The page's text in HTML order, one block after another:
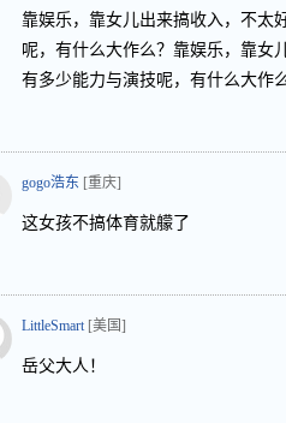
靠娱乐，靠女儿出来搞收入，不太
呢，有什么大作么？靠娱乐，靠女
有多少能力与演技呢，有什么大作
gogo浩东 [重庆]
这女孩不搞体育就艨了
LittleSmart [美国]
岳父大人！